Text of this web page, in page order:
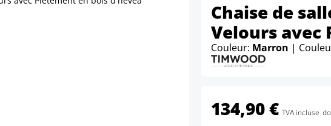
Chaise de
Velours avec
Couleur: Marron |
134,90 € TVA incluse